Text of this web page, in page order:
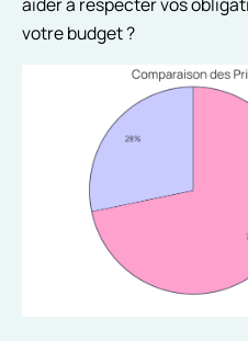
votre budget ?